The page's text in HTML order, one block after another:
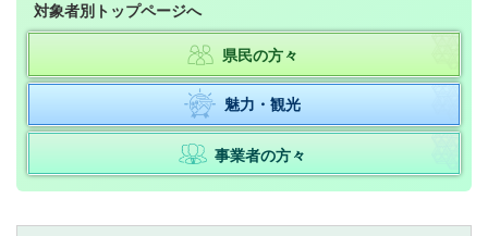
対象者別トップページへ
県民の方々
魅力・観光
事業者の方々